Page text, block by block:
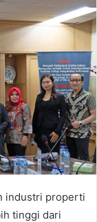
industri properti
tinggi dari